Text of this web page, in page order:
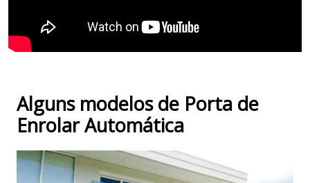
Alguns modelos de Porta de
Enrolar Automática